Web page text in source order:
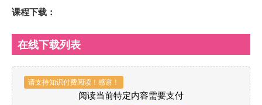
课程下载：
在线下载列表
请支持知识付费阅读！感谢！
阅读当前特定内容需要支付